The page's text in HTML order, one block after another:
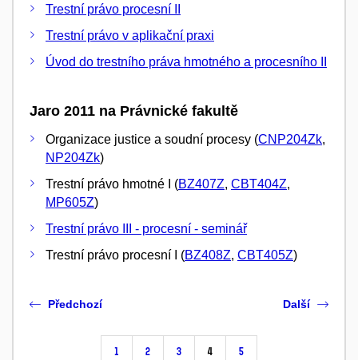
Trestní právo procesní II
Trestní právo v aplikační praxi
Úvod do trestního práva hmotného a procesního II
Jaro 2011 na Právnické fakultě
Organizace justice a soudní procesy (CNP204Zk,
NP204Zk)
Trestní právo hmotné I (BZ407Z, CBT404Z,
MP605Z)
Trestní právo III - procesní - seminář
Trestní právo procesní I (BZ408Z, CBT405Z)
Předchozí
1 2 3 4 5
Další